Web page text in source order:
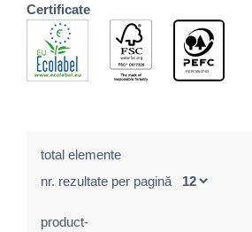
Certificate
total elemente
nr. rezultate per pagină
product-